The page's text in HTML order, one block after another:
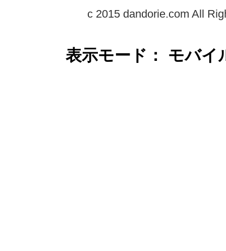
c 2015 dandorie.com All
表示モード： モバ